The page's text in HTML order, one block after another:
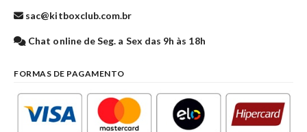
sac@kitboxclub.com.br
Chat online de Seg. a Sex das 9h às 18h
FORMAS DE PAGAMENTO